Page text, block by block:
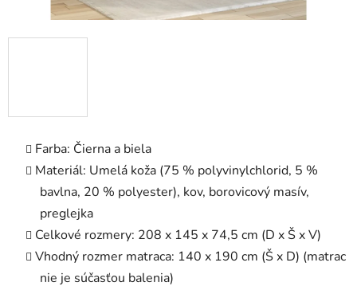
Farba: Čierna a biela
Materiál: Umelá koža (75 % polyvinylchlorid, 5 %
bavlna, 20 % polyester), kov, borovicový masív,
preglejka
Celkové rozmery: 208 x 145 x 74,5 cm (D x Š x V)
Vhodný rozmer matraca: 140 x 190 cm (Š x D) (matrac
nie je súčasťou balenia)